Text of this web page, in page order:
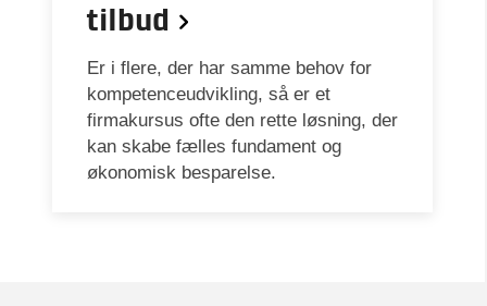
tilbud
Er i flere, der har samme behov for
kompetenceudvikling, så er et
firmakursus ofte den rette løsning, der
kan skabe fælles fundament og
økonomisk besparelse.